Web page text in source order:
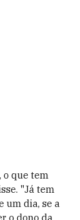
o que tem
"Já tem
um dia, se a
o dono da